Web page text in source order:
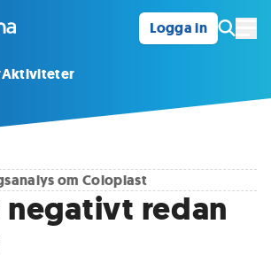
Logga in
Aktiviteter
om Coloplast
redan